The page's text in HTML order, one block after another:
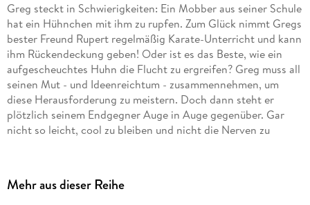
Greg steckt in Schwierigkeiten: Ein Mobber aus seiner Schule
hat ein Hühnchen mit ihm zu rupfen. Zum Glück nimmt Gregs
bester Freund Rupert regelmäßig Karate-Unterricht und kann
ihm Rückendeckung geben! Oder ist es das Beste, wie ein
aufgescheuchtes Huhn die Flucht zu ergreifen? Greg muss all
seinen Mut - und Ideenreichtum - zusammennehmen, um
diese Herausforderung zu meistern. Doch dann steht er
plötzlich seinem Endgegner Auge in Auge gegenüber. Gar
nicht so leicht, cool zu bleiben und nicht die Nerven zu
Mehr aus dieser Reihe